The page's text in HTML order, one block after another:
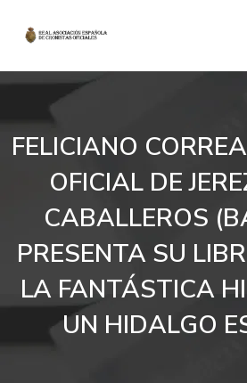
FELICIANO
OFICIAL DE
CABALLEROS
PRESENTA SU
LA FANTÁSTICA
UN HIDALGO